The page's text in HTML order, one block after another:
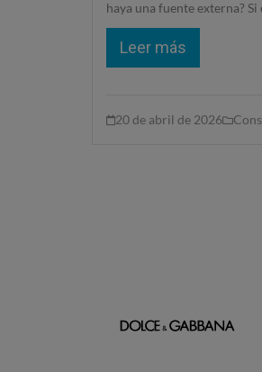
haya una fuente externa?
Leer más
20 de abril de 2026